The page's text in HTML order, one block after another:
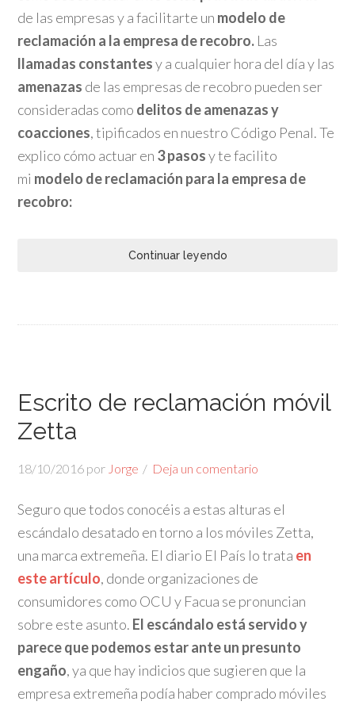
de las empresas y a facilitarte un modelo de
reclamación a la empresa de recobro. Las
llamadas constantesy a cualquier hora del día y las
amenazas de las empresas de recobro pueden ser
consideradas como delitos de amenazas y
coacciones, tipificados en nuestro Código Penal. Te
explico cómo actuar en 3 pasosy te facilito
mi modelo de reclamación para la empresa de
recobro:
Continuar leyendo
Escrito de reclamación móvil
Zetta
18/10/2016 por Jorge Deja un comentario
Seguro que todos conocéis a estas alturas el
escándalo desatado en torno a los móviles Zetta,
una marca extremeña. El diario El País lo trata en
este artículo, donde organizaciones de
consumidores como OCU y Facua se pronuncian
sobre este asunto. El escándalo está servido y
parece que podemos estar ante un presunto
engaño, ya que hay indicios que sugieren que la
empresa extremeña podía haber comprado móviles